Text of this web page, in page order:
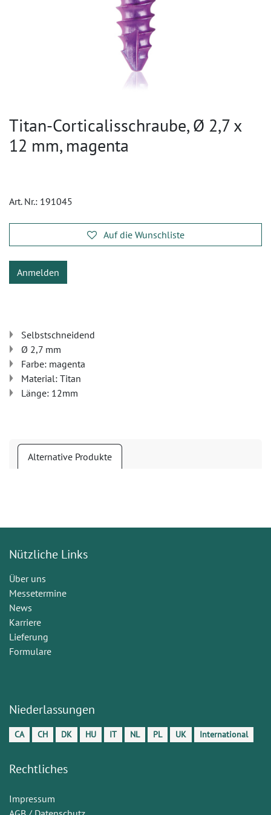
Titan-Corticalisschraube, Ø 2,7 x
12 mm, magenta
Art. Nr.: 191045
Auf die Wunschliste
Anmelden
Selbstschneidend
Ø 2,7 mm
Farbe: magenta
Material: Titan
Länge: 12mm
Alternative Produkte
Nützliche Links
Über uns
Messetermine
News
Karriere
Lieferung
Formulare
Niederlassungen
CA CH DK HU IT NL PL UK International
Rechtliches
Impressum